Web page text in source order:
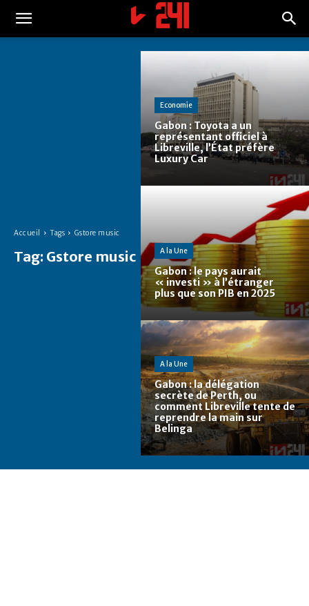
Accueil Tags Gstore music
Tag: Gstore music
Economie
Gabon : Toyota a un
représentant officiel à
Libreville, l’État préfère
Luxury Car
A la Une
Gabon : le pays aurait
« investi » à l’étranger
plus que son PIB en 2025
A la Une
Gabon : la délégation
secrète de Perth, ou
comment Libreville tente de
reprendre la main sur
Belinga